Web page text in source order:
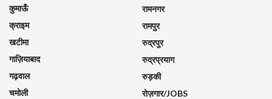
कुमाऊँ
क्राइम
खटीमा
गाज़ियाबाद
गढ़वाल
चमोली
रामनगर
रामपुर
रुद्रपुर
रुद्रप्रयाग
रुड़की
रोज़गार/JOBS